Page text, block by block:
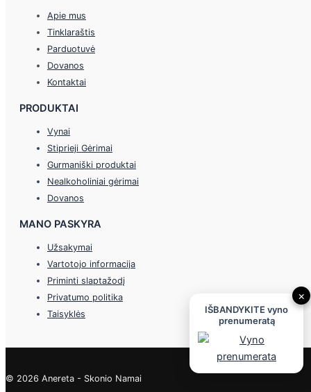
Apie mus
Tinklaraštis
Parduotuvė
Dovanos
Kontaktai
PRODUKTAI
Vynai
Stiprieji Gėrimai
Gurmaniški produktai
Nealkoholiniai gėrimai
Dovanos
MANO PASKYRA
Užsakymai
Vartotojo informacija
Priminti slaptažodį
Privatumo politika
Taisyklės
© 2026 Anereta - Skonio Namai
×
IŠBANDYKITE vyno
prenumeratą